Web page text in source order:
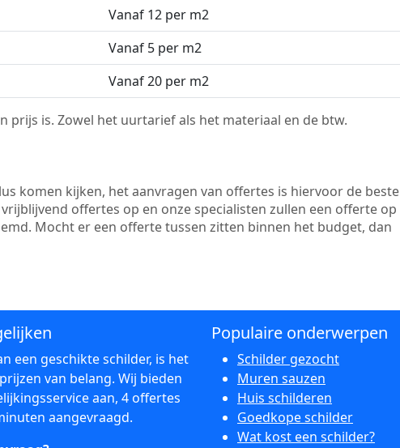
Vanaf 12 per m2
Vanaf 5 per m2
Vanaf 20 per m2
prijs is. Zowel het uurtarief als het materiaal en de btw.
komen kijken, het aanvragen van offertes is hiervoor de beste
offertes op en onze specialisten zullen een offerte op
Mocht er een offerte tussen zitten binnen het budget, dan
een geschikte schilder, is het
van belang. Wij bieden
aan, 4 offertes
aangevraagd.
Populaire onderwerpen
Schilder gezocht
Muren sauzen
Huis schilderen
Goedkope schilder
Wat kost een schilder?